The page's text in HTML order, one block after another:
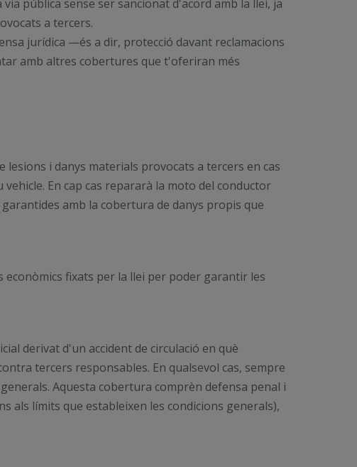
pública sense ser sancionat d'acord amb la llei, ja
a tercers.
jurídica —és a dir, protecció davant reclamacions
amb altres cobertures que t'oferiran més
i danys materials provocats a tercers en cas
En cap cas repararà la moto del conductor
amb la cobertura de danys propis que
fixats per la llei per poder garantir les
derivat d'un accident de circulació en què
tercers responsables. En qualsevol cas, sempre
Aquesta cobertura comprèn defensa penal i
als límits que estableixen les condicions generals),